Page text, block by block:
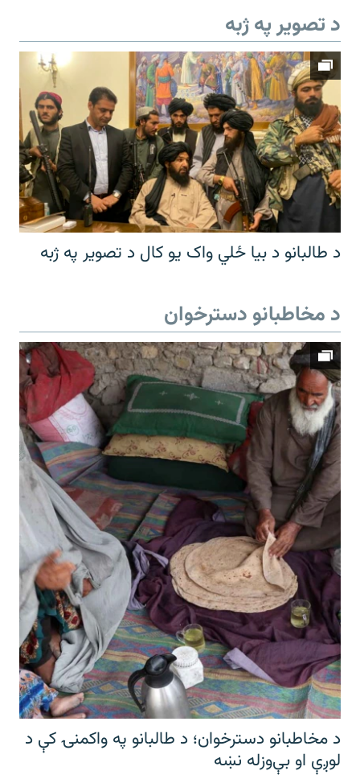
د تصویر په ژبه
د طالبانو د بیا ځلي واک یو کال د تصویر په ژبه
د مخاطبانو دسترخوان
د مخاطبانو دسترخوان؛ د طالبانو په واکمنۍ کې د
لوږې او بې‌وزله نښه